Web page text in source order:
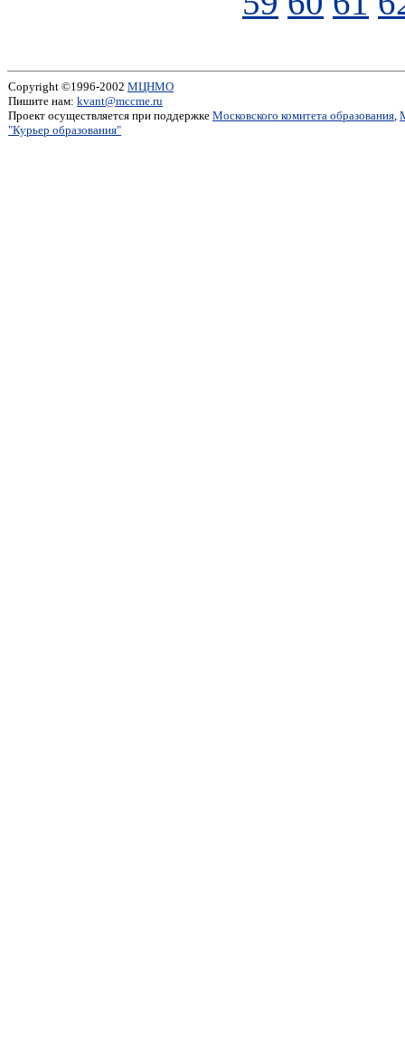
Copyright ©1996-2002 МЦНМО
Пишите нам: kvant@mccme.ru
Проект осуществляется при поддержке Московского комитета образования,
"Курьер образования"